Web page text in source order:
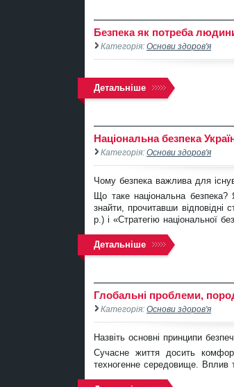
Безпека як потреба
Категорія: Основи здоров'я
Детальніше
Національна безпека
Категорія: Основи здоров'я
Чому безпека важлива для
Що таке національна безпека?
знайти, прочитавши відповідні
р.) і «Стратегію національної
Детальніше
Глобальні проблеми,
Категорія: Основи здоров'я
Назвіть основні принципи
Сучасне життя досить
техногенне середовище. Вплив